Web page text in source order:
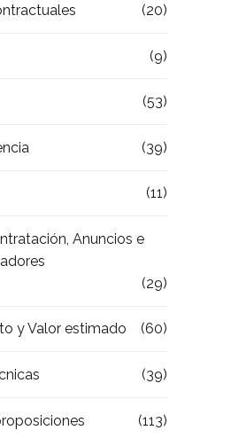
(20)
(9)
(53)
(39)
(11)
Anuncios e
(29)
y Valor estimado (60)
(39)
(113)